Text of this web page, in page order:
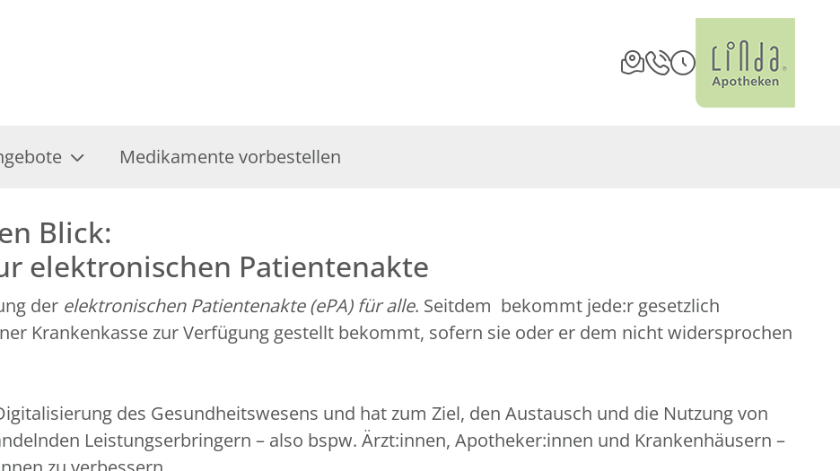
Medikamente vorbestellen
Blick:
elektronischen Patientenakte
der elektronischen Patientenakte (ePA) für alle. Seitdem bekommt jede:r gesetzlich
Krankenkasse zur Verfügung gestellt bekommt, sofern sie oder er dem nicht widersprochen
des Gesundheitswesens und hat zum Ziel, den Austausch und die Nutzung von
Leistungserbringern – also bspw. Ärzt:innen, Apotheker:innen und Krankenhäusern –